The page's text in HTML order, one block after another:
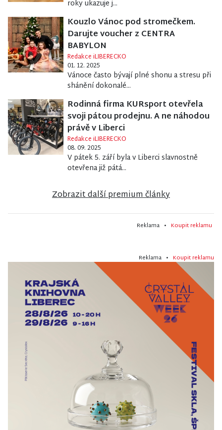
roky ukazuje j...
Kouzlo Vánoc pod stromečkem.
Darujte voucher z CENTRA
BABYLON
Redakce iLIBERECKO
01. 12. 2025
Vánoce často bývají plné shonu a stresu při
shánění dokonalé...
Rodinná firma KURsport otevřela
svoji pátou prodejnu. A ne náhodou
právě v Liberci
Redakce iLIBERECKO
08. 09. 2025
V pátek 5. září byla v Liberci slavnostně
otevřena již pátá...
Zobrazit další premium články
Reklama • Koupit reklamu
Reklama • Koupit reklamu